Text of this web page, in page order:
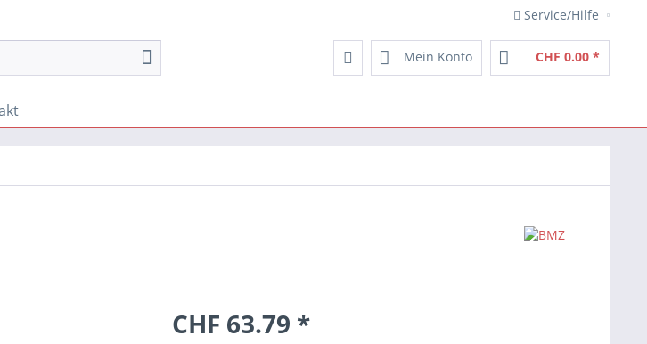
Service/Hilfe
Mein Konto CHF 0.00 *
CHF 63.79 *